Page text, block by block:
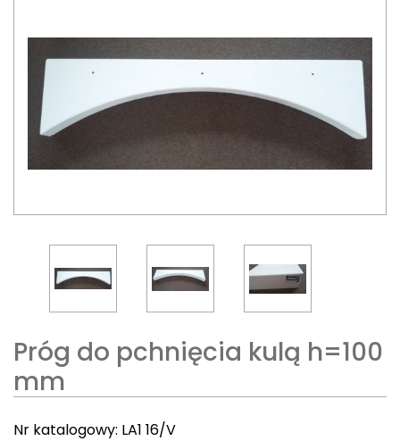
Próg do pchnięcia kulą h=100
mm
Nr katalogowy: LA1 16/V